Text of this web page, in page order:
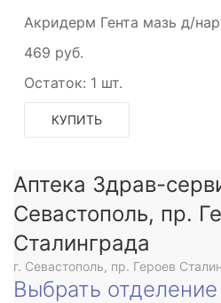
Акридерм Гента мазь д/
469 руб.
Остаток: 1 шт.
КУПИТЬ
Аптека Здрав-
Севастополь, пр.
Сталинграда
г. Севастополь, пр. Героев
Выбрать отделение